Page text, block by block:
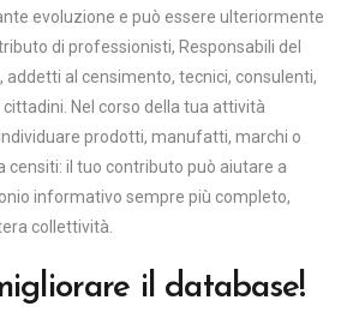
evoluzione e può essere ulteriormente
di professionisti, Responsabili del
addetti al censimento, tecnici, consulenti,
Nel corso della tua attività
prodotti, manufatti, marchi o
censiti: il tuo contributo può aiutare a
informativo sempre più completo,
collettività.
il database!